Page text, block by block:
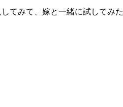
てみて、嫁と一緒に試してみた